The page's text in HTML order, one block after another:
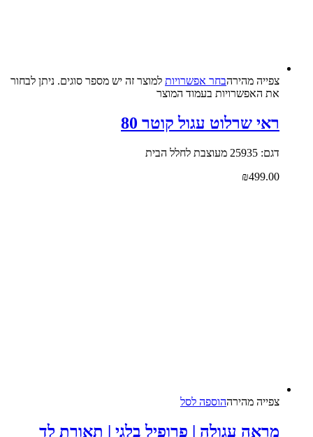
צפייה‬ ‫מהירה‬בחר אפשרויות למוצר זה יש מספר סוגים. ניתן לבחור
את האפשרויות בעמוד המוצר
ראי שרלוט עגול קוטר 80
דגם: 25935 מעוצבת לחלל הבית
₪499.00
צפייה‬ ‫מהירה‬הוספה לסל
מראה עגולה | פרופיל בלגי | תאורת לד